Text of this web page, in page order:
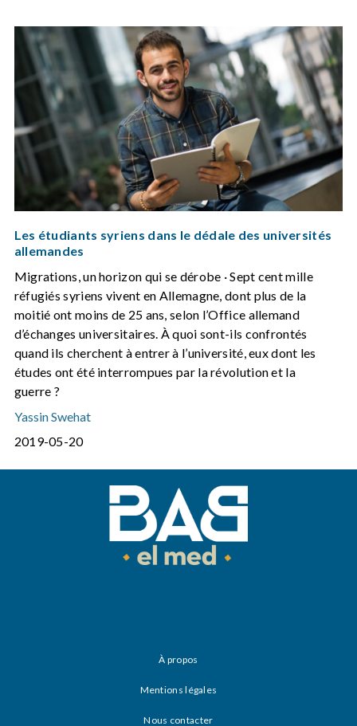
Les étudiants syriens dans le dédale des universités
allemandes
Migrations, un horizon qui se dérobe · Sept cent mille
réfugiés syriens vivent en Allemagne, dont plus de la
moitié ont moins de 25 ans, selon l’Office allemand
d’échanges universitaires. À quoi sont-ils confrontés
quand ils cherchent à entrer à l’université, eux dont les
études ont été interrompues par la révolution et la
guerre ?
Yassin Swehat
2019-05-20
À propos
Mentions légales
Nous contacter